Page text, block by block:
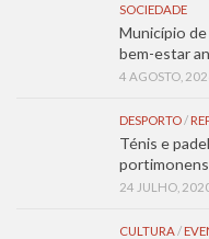
SOCIEDADE
Município
bem-estar
4 AGOSTO,
DESPORTO/
Ténis e
24 JULHO,
CULTURA/